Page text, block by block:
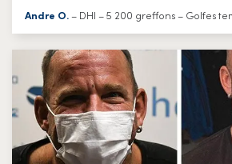
Andre O.– DHI – 5 200 greffons – Golfes